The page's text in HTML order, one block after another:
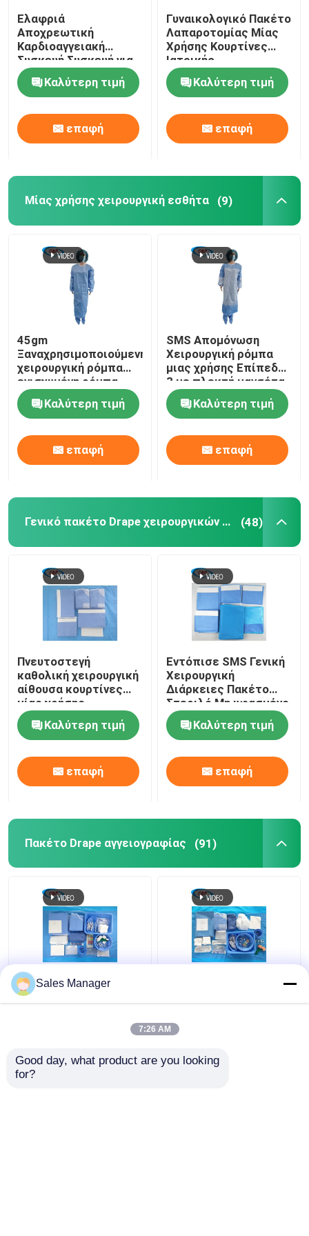
Ελαφριά
Αποχρεωτική
Καρδιοαγγειακή
Συσκευή Συσκευή για
Ιατρική Χρήση
Καλύτερη τιμή
επαφή
Γυναικολογικό Πακέτο
Λαπαροτομίας Μίας
Χρήσης Κουρτίνες
Ιατρικής
Προσαρμογής
Καλύτερη τιμή
επαφή
Μίας χρήσης χειρουργική εσθήτα (9)
45gm
Ξαναχρησιμοποιούμενη
χειρουργική ρόμπα
ενισχυμένη ρόμπα
SMS SMMS Spunlance
Καλύτερη τιμή
επαφή
SMS Απομόνωση
Χειρουργική ρόμπα
μιας χρήσης Επίπεδο
3 με πλεκτή μανσέτα
Καλύτερη τιμή
επαφή
Γενικό πακέτο Drape χειρουργικών επεμβάσεων (48)
Πνευτοστεγή
καθολική χειρουργική
αίθουσα κουρτίνες
μίας χρήσης
χειρουργικά σεντόνια
Καλύτερη τιμή
επαφή
Εντόπισε SMS Γενική
Χειρουργική
Διάρκειες Πακέτο
Στεριλό Μη υφασμένο
ύφασμα
Καλύτερη τιμή
επαφή
Πακέτο Drape αγγειογραφίας (91)
CE ISO13485
Ξαναχρησιμοποιήσιμη
αγγειογραφία Συσκευή
Υπομονετικό πακέτο
χειρουργικές ανάγκες
EN13795
Sales Manager
7:26 AM
Good day, what product are you looking
for?